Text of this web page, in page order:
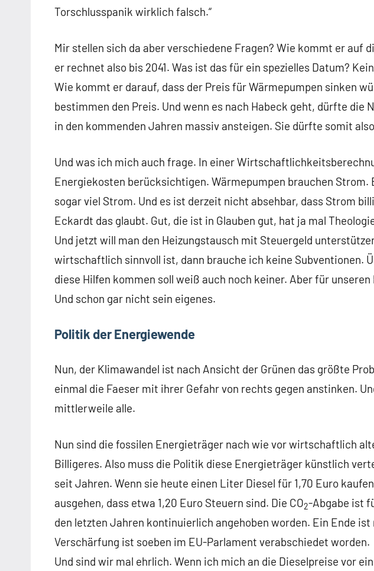
Torschlusspanik wirklich falsch.“
Mir stellen sich da aber verschiedene Fragen? Wie kommt er auf
er rechnet also bis 2041. Was ist das für ein spezielles Datum?
Wie kommt er darauf, dass der Preis für Wärmepumpen sinken
bestimmen den Preis. Und wenn es nach Habeck geht, dürfte die
in den kommenden Jahren massiv ansteigen. Sie dürfte somit
Und was ich mich auch frage. In einer
Energiekosten berücksichtigen. Wärmepumpen brauchen
sogar viel Strom. Und es ist derzeit nicht absehbar, dass Strom
Eckardt das glaubt. Gut, die ist in Glauben gut, hat ja mal
Und jetzt will man den Heizungstausch mit Steuergeld
wirtschaftlich sinnvoll ist, dann brauche ich keine Subventionen.
diese Hilfen kommen soll weiß auch noch keiner. Aber für unseren
Und schon gar nicht sein eigenes.
Politik der Energiewende
Nun, der Klimawandel ist nach Ansicht der Grünen das größte
einmal die Faeser mit ihrer Gefahr von rechts gegen anstinken.
mittlerweile alle.
Nun sind die fossilen Energieträger nach wie vor wirtschaftlich
Billigeres. Also muss die Politik diese Energieträger künstlich
seit Jahren. Wenn sie heute einen Liter Diesel für 1,70 Euro
ausgehen, dass etwa 1,20 Euro Steuern sind. Die CO2-Abgabe ist
den letzten Jahren kontinuierlich angehoben worden. Ein Ende ist
Verschärfung ist soeben im EU-Parlament verabschiedet worden.
Und sind wir mal ehrlich. Wenn ich mich an die Dieselpreise vor